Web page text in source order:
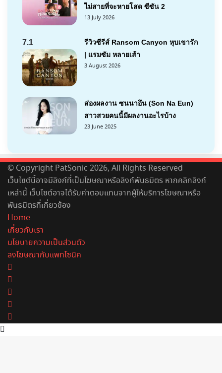
ไม่สายที่จะหายโสด ซีซัน 2
13 July 2026
7.1
รีวิวซีรีส์ Ransom Canyon หุบเขารัก
| แรมซัม หลายเส้า
3 August 2026
ส่องผลงาน ซนนาอึน (Son Na Eun)
สาวสวยคนนี้มีผลงานอะไรบ้าง
23 June 2025
© Copyright PatSonic 2026, All Rights Reserved
เว็บไซต์นี้อาจมีลิงก์ที่เป็นโฆษณาหรือลิงก์พันธมิตร หากคลิกลิงก์
เหล่านี้ เว็บไซต์อาจได้รับค่าตอบแทนจากผู้ให้บริการโฆษณาหรือ
พันธมิตรที่เกี่ยวข้อง
Home
เกี่ยวกับเรา
นโยบายความเป็นส่วนตัว
ลงโฆษณากับแพทโซนิค